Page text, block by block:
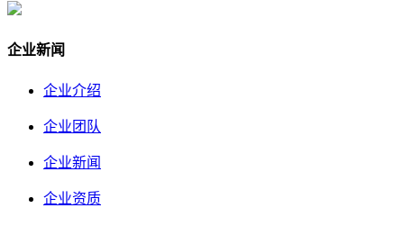
企业新闻
企业介绍
企业团队
企业新闻
企业资质